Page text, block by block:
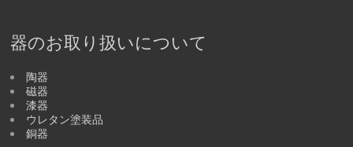
器のお取り扱いについて
陶器
磁器
漆器
ウレタン塗装品
銅器